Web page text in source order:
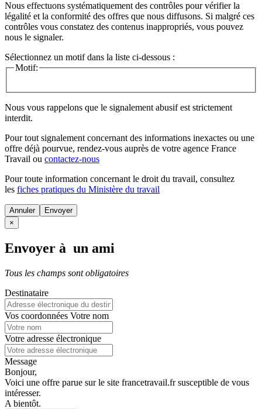
Nous effectuons systématiquement des contrôles pour vérifier la
légalité et la conformité des offres que nous diffusons. Si malgré ces
contrôles vous constatez des contenus inappropriés, vous pouvez
nous le signaler.
Sélectionnez un motif dans la liste ci-dessous :
Motif:
Nous vous rappelons que le signalement abusif est strictement
interdit.
Pour tout signalement concernant des informations inexactes ou une
offre déjà pourvue, rendez-vous auprès de votre agence France
Travail ou contactez-nous
Pour toute information concernant le droit du travail, consultez
les fiches pratiques du Ministère du travail
Annuler
×
Envoyer à un ami
Tous les champs sont obligatoires
Destinataire
Vos coordonnées Votre nom
Votre adresse électronique
Message
Bonjour,
Voici une offre parue sur le site francetravail.fr susceptible de vous
intéresser.
A bientôt.